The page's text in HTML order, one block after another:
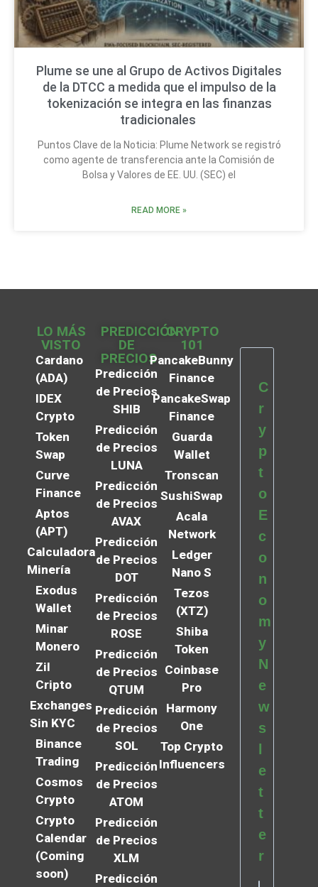
Plume se une al Grupo de Activos Digitales
de la DTCC a medida que el impulso de la
tokenización se integra en las finanzas
tradicionales
Puntos Clave de la Noticia: Plume Network se registró
como agente de transferencia ante la Comisión de
Bolsa y Valores de EE. UU. (SEC) el
READ MORE »
LO MÁS
VISTO
Cardano
(ADA)
IDEX
Crypto
Token
Swap
Curve
Finance
Aptos
(APT)
Calculadora
Minería
Exodus
Wallet
Minar
Monero
Zil
Cripto
Exchanges
Sin KYC
Binance
Trading
Cosmos
Crypto
Crypto
Calendar
(Coming
soon)
PREDICCIÓN
DE
PRECIOS
Predicción
de Precios
SHIB
Predicción
de Precios
LUNA
Predicción
de Precios
AVAX
Predicción
de Precios
DOT
Predicción
de Precios
ROSE
Predicción
de Precios
QTUM
Predicción
de Precios
SOL
Predicción
de Precios
ATOM
Predicción
de Precios
XLM
Predicción
CRYPTO
101
PancakeBunny
Finance
PancakeSwap
Finance
Guarda
Wallet
Tronscan
SushiSwap
Acala
Network
Ledger
Nano S
Tezos
(XTZ)
Shiba
Token
Coinbase
Pro
Harmony
One
Top Crypto
Influencers
C
r
y
p
t
o
E
c
o
n
o
m
y
N
e
w
s
e
t
t
e
r